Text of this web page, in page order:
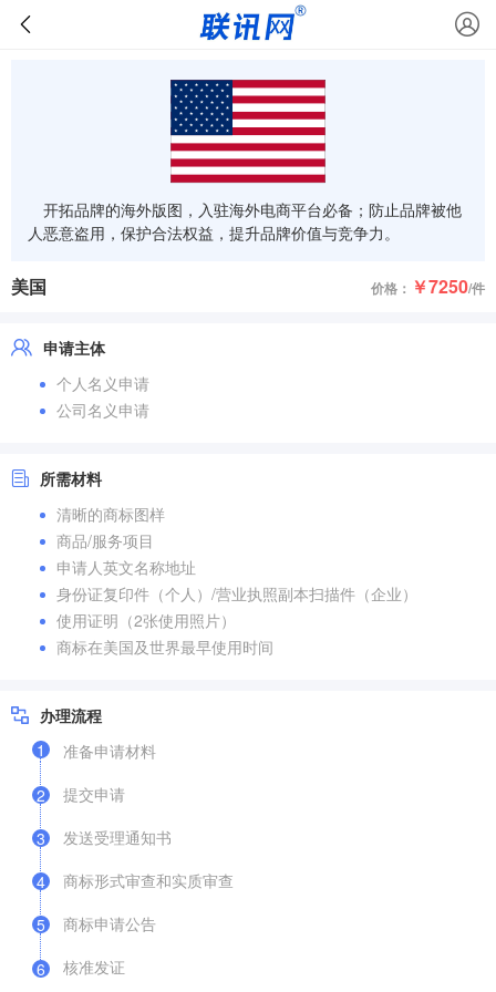
开拓品牌的海外版图，入驻海外电商平台必备；防止品牌被他
人恶意盗用，保护合法权益，提升品牌价值与竞争力。
美国 价格： ￥7250/件
申请主体
个人名义申请
公司名义申请
所需材料
清晰的商标图样
商品/服务项目
申请人英文名称地址
身份证复印件（个人）/营业执照副本扫描件（企业）
使用证明（2张使用照片）
商标在美国及世界最早使用时间
办理流程
1
准备申请材料
2
提交申请
3
发送受理通知书
4
商标形式审查和实质审查
5
商标申请公告
6 核准发证